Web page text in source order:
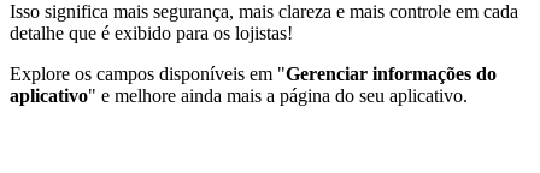
Isso significa mais segurança, mais clareza e mais controle em cada
detalhe que é exibido para os lojistas!
Explore os campos disponíveis em "Gerenciar informações do
aplicativo" e melhore ainda mais a página do seu aplicativo.